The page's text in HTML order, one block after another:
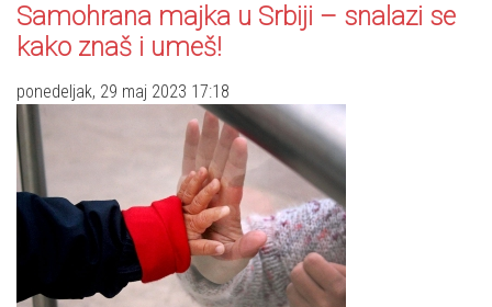
Samohrana majka u Srbiji – snalazi se
kako znaš i umeš!
ponedeljak, 29 maj 2023 17:18